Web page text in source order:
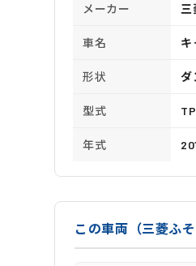
メーカー 三
車名 キ
形状 ダ
型式
年式
この車両（三菱ふ